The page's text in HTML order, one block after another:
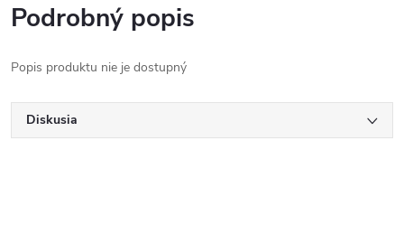
Podrobný popis
Popis produktu nie je dostupný
Diskusia